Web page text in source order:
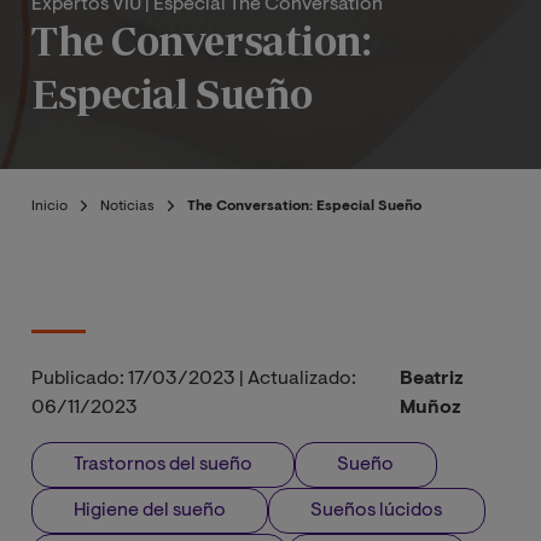
Expertos VIU | Especial The Conversation
The Conversation:
Especial Sueño
Inicio Noticias The Conversation: Especial Sueño
Publicado: 17/03/2023
Actualizado:
06/11/2023
Beatriz
Muñoz
Trastornos del sueño Sueño
Higiene del sueño Sueños lúcidos